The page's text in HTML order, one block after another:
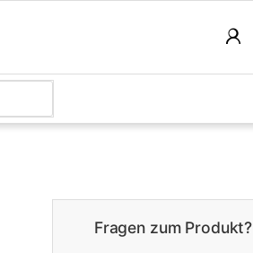
Fragen zum Produkt?